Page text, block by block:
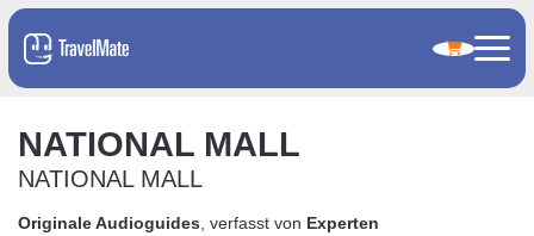
NATIONAL MALL
NATIONAL MALL
Originale Audioguides , verfasst von Experten